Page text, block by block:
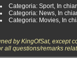
Categoria: Sport, In
Categoria: News, In
Categoria: Movies, In
by KingOfSat,
questions/remarks